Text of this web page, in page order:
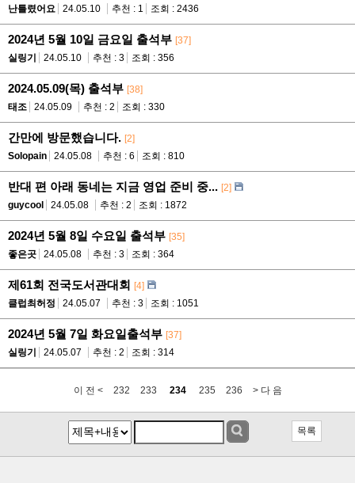
난틀렸어요
24.05.10 추천 : 1 조회 : 2436
2024년 5월 10일 금요일 출석부 [37]
실링기
24.05.10 추천 : 3 조회 : 356
2024.05.09(목) 출석부 [38]
태조
24.05.09 추천 : 2 조회 : 330
간만에 방문했습니다. [2]
Solopain
24.05.08 추천 : 6 조회 : 810
반대 편 아래 동네는 지금 영업 준비 중... [2]
guycool
24.05.08 추천 : 2 조회 : 1872
2024년 5월 8일 수요일 출석부 [35]
좋은곳
24.05.08 추천 : 3 조회 : 364
제61회 전국도서관대회 [4]
클럽최허정
24.05.07 추천 : 3 조회 : 1051
2024년 5월 7일 화요일출석부 [37]
실링기
24.05.07 추천 : 2 조회 : 314
이 전 < 232 233 234 235 236 > 다 음
목록